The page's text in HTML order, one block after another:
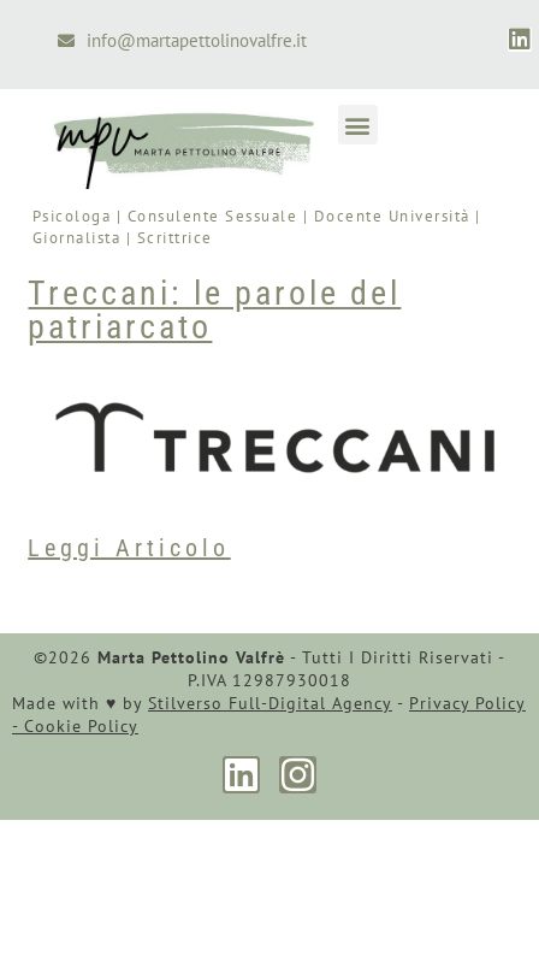
info@martapettolinovalfre.it
Psicologa | Consulente Sessuale | Docente Università |
Giornalista | Scrittrice
Treccani: le parole del
patriarcato
Leggi Articolo
©2026 Marta Pettolino Valfrè - Tutti I Diritti Riservati -
P.IVA 12987930018
Made with ♥︎ by Stilverso Full-Digital Agency - Privacy Policy
- Cookie Policy